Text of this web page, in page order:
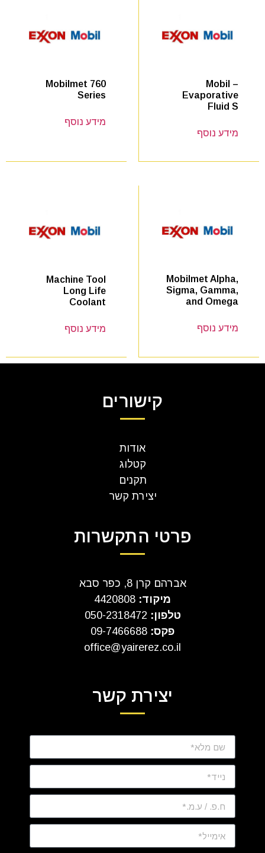
Mobil –
Evaporative
Fluid S
מידע נוסף
Mobilmet 760
Series
מידע נוסף
Mobilmet Alpha,
Sigma, Gamma,
and Omega
מידע נוסף
Machine Tool
Long Life
Coolant
מידע נוסף
קישורים
אודות
קטלוג
תקנים
יצירת קשר
פרטי התקשרות
אברהם קרן 8, כפר סבא
מיקוד:
טלפון:
פקס: 09-7466688
office@yairerez.co.il
יצירת קשר